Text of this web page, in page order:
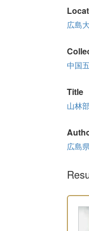
広島
中国
Title
山林
広島県